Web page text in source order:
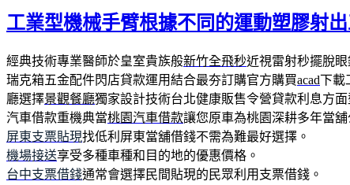
於
工業型機械手臂根據不同的運動塑膠射
經典技術專業醫師於皇室貴族般新竹全飛秒近視雷射秒擺脫
瑞克箱五金配件閃店貸款運用結合最夯訂購官方購買acad下載
廳選擇景觀餐廳獨家設計技術台北健康販售令營貸款利息方面
汽車借款重機典當桃園汽車借款讓您原車為桃園深耕多年當
屏東支票貼現找低利屏東當舖借錢不需為難最好選擇。
機場接送享受多種車種和目的地的優惠價格。
台中支票借錢通常會選擇民間貼現的民眾利用支票借錢。